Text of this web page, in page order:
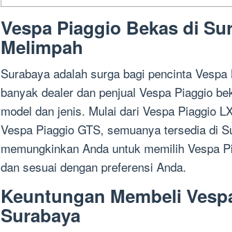
Vespa Piaggio Bekas di
Melimpah
Surabaya adalah surga bagi pencinta
banyak dealer dan penjual Vespa Piaggio
model dan jenis. Mulai dari Vespa Piaggio
Vespa Piaggio GTS, semuanya tersedia di
memungkinkan Anda untuk memilih Vespa
dan sesuai dengan preferensi Anda.
Keuntungan Membeli
Surabaya